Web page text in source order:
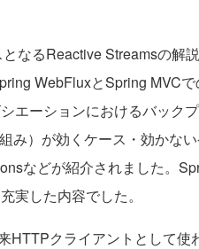
なるReactive Streamsの解
WebFluxとSpring MVC
エーションにおけるバック
み）が効くケース・効かな
などが紹介されました。
実した内容でした。
HTTPクライアントとして使